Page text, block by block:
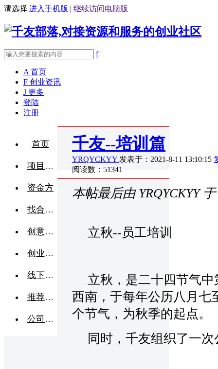
请选择 进入手机版 | 继续访问电脑版
f
A 首页
F 创业资讯
J 更多
登陆
注册
首页
项目融资
资金方
找合伙人
创意点子
创业交流
线下活动
推荐企业
公司转让
千友--培训篇
YRQYCKYY 发表于：2021-8-11 13:10:15
阅读数：51341
本帖最后由 YRQYCKYY
立秋--员工培训
立秋，是二十四节气
西南，于每年公历八月七
个节气，为秋季的起点。
同时，千友组织了一